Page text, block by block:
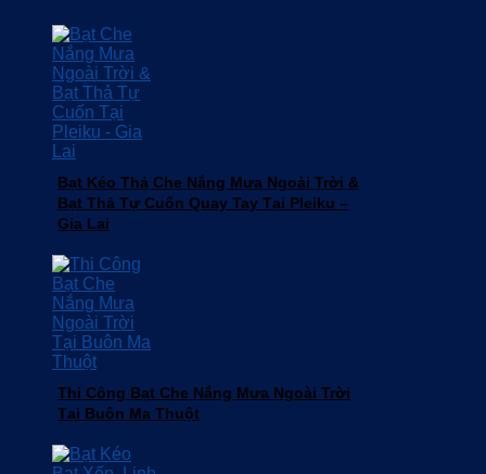
Bạt Kéo Thả Che Nắng Mưa Ngoài Trời &
Bạt Thả Tự Cuốn Quay Tay Tại Pleiku –
Gia Lai
Thi Công Bạt Che Nắng Mưa Ngoài Trời
Tại Buôn Ma Thuột